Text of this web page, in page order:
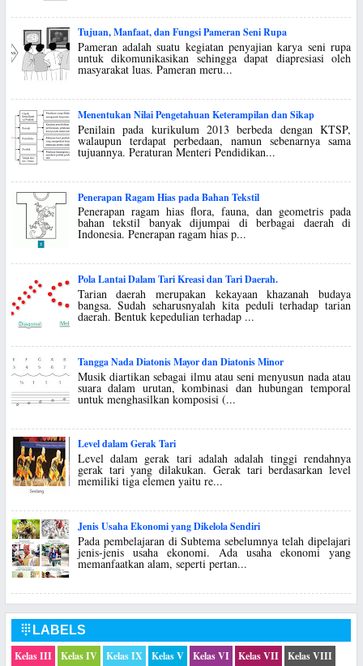
Tujuan, Manfaat, dan Fungsi Pameran Seni Rupa
Pameran adalah suatu kegiatan penyajian karya seni rupa
untuk dikomunikasikan sehingga dapat diapresiasi oleh
masyarakat luas. Pameran meru...
Menentukan Nilai Pengetahuan Keterampilan dan Sikap
Penilain pada kurikulum 2013 berbeda dengan KTSP,
walaupun terdapat perbedaan, namun sebenarnya sama
tujuannya. Peraturan Menteri Pendidikan...
Penerapan Ragam Hias pada Bahan Tekstil
Penerapan ragam hias flora, fauna, dan geometris pada
bahan tekstil banyak dijumpai di berbagai daerah di
Indonesia. Penerapan ragam hias p...
Pola Lantai Dalam Tari Kreasi dan Tari Daerah.
Tarian daerah merupakan kekayaan khazanah budaya
bangsa. Sudah seharusnyalah kita peduli terhadap tarian
daerah. Bentuk kepedulian terhadap ...
Tangga Nada Diatonis Mayor dan Diatonis Minor
Musik diartikan sebagai ilmu atau seni menyusun nada atau
suara dalam urutan, kombinasi dan hubungan temporal
untuk menghasilkan komposisi (...
Level dalam Gerak Tari
Level dalam gerak tari adalah adalah tinggi rendahnya
gerak tari yang dilakukan. Gerak tari berdasarkan level
memiliki tiga elemen yaitu re...
Jenis Usaha Ekonomi yang Dikelola Sendiri
Pada pembelajaran di Subtema sebelumnya telah dipelajari
jenis-jenis usaha ekonomi. Ada usaha ekonomi yang
memanfaatkan alam, seperti pertan...
 LABELS
Kelas III
Kelas IV Kelas IX Kelas V Kelas VI Kelas VII Kelas VIII